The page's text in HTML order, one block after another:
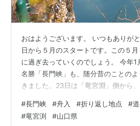
おはようございます。 いつもありが
日から５月のスタートです。この５
に過ぎ去っていくのでしょう。 今年1
名勝「長門峡」も、随分昔のことの
きました。23日は「竜宮淵」側から
その「長門峡」は、山口県の山口市と
谷です。これまでに、何回か訪れたこ
#長門峡 #舟入 #折り返し地点 #
#竜宮渕 #山口県